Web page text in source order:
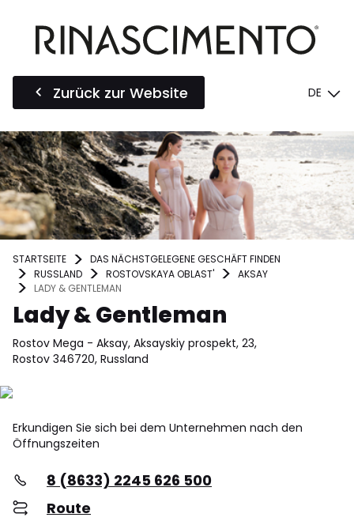
Zurück zur Website DE
STARTSEITE
DAS NÄCHSTGELEGENE GESCHÄFT FINDEN
RUSSLAND
ROSTOVSKAYA OBLAST'
AKSAY
LADY & GENTLEMAN
Lady & Gentleman
Rostov Mega - Aksay, Aksayskiy prospekt, 23,
Rostov 346720, Russland
Erkundigen Sie sich bei dem Unternehmen nach den
Öffnungszeiten
8 (8633) 2245 626 500
Route